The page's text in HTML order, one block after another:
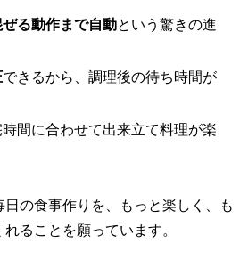
ぜる動作まで自動という驚きの進
できるから、調理後の待ち時間が
間に合わせて出来立て料理が楽
日の食事作りを、もっと楽しく、も
ることを願っています。